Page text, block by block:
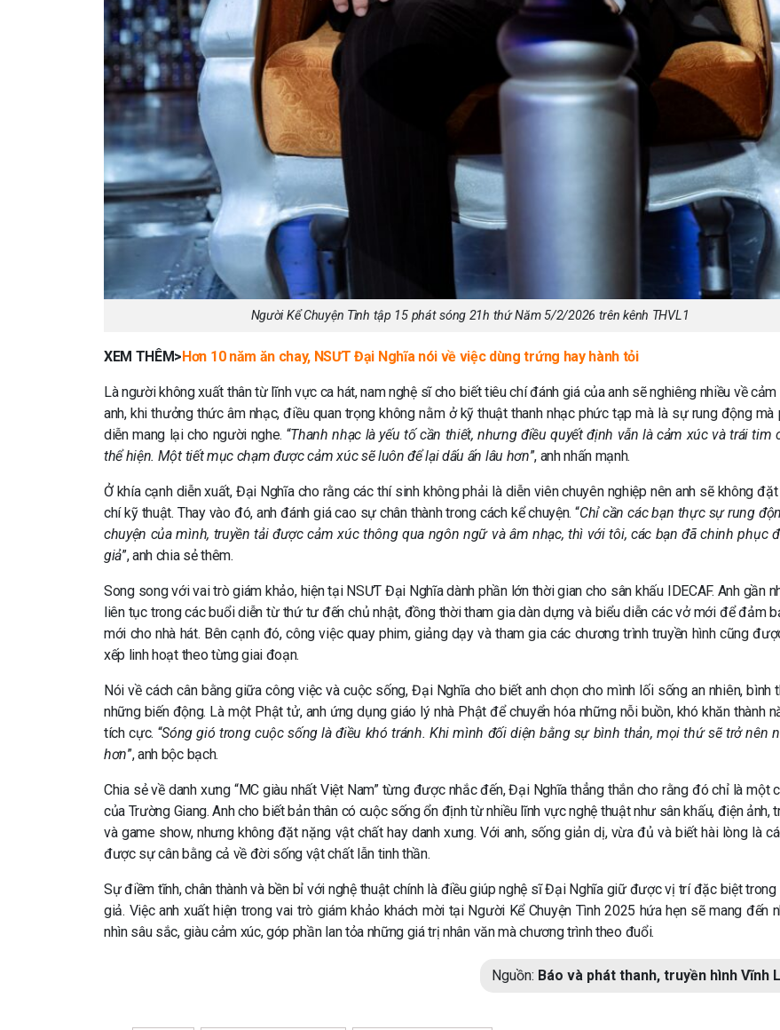
Người Kể Chuyện Tình tập 15 phát sóng 21h thứ Năm 5/2/2026 trên kênh THVL1
XEM THÊM>Hơn 10 năm ăn chay, NSƯT Đại Nghĩa nói về việc dùng trứng hay hành tỏi
Là người không xuất thân từ lĩnh vực ca hát, nam nghệ sĩ cho biết tiêu chí đánh giá của anh sẽ nghiêng nhiều về cảm
anh, khi thưởng thức âm nhạc, điều quan trọng không nằm ở kỹ thuật thanh nhạc phức tạp mà là sự rung động mà
diễn mang lại cho người nghe. “Thanh nhạc là yếu tố cần thiết, nhưng điều quyết định vẫn là cảm xúc và trái tim
thể hiện. Một tiết mục chạm được cảm xúc sẽ luôn để lại dấu ấn lâu hơn”, anh nhấn mạnh.
Ở khía cạnh diễn xuất, Đại Nghĩa cho rằng các thí sinh không phải là diễn viên chuyên nghiệp nên anh sẽ không
chí kỹ thuật. Thay vào đó, anh đánh giá cao sự chân thành trong cách kể chuyện. “Chỉ cần các bạn thực sự rung
chuyện của mình, truyền tải được cảm xúc thông qua ngôn ngữ và âm nhạc, thì với tôi, các bạn đã chinh phục
giả”, anh chia sẻ thêm.
Song song với vai trò giám khảo, hiện tại NSƯT Đại Nghĩa dành phần lớn thời gian cho sân khấu IDECAF. Anh gần
liên tục trong các buổi diễn từ thứ tư đến chủ nhật, đồng thời tham gia dàn dựng và biểu diễn các vở mới để đảm
mới cho nhà hát. Bên cạnh đó, công việc quay phim, giảng dạy và tham gia các chương trình truyền hình cũng
xếp linh hoạt theo từng giai đoạn.
Nói về cách cân bằng giữa công việc và cuộc sống, Đại Nghĩa cho biết anh chọn cho mình lối sống an nhiên, bình
những biến động. Là một Phật tử, anh ứng dụng giáo lý nhà Phật để chuyển hóa những nỗi buồn, khó khăn thành
tích cực. “Sóng gió trong cuộc sống là điều khó tránh. Khi mình đối diện bằng sự bình thản, mọi thứ sẽ trở nên
hơn”, anh bộc bạch.
Chia sẻ về danh xưng “MC giàu nhất Việt Nam” từng được nhắc đến, Đại Nghĩa thẳng thắn cho rằng đó chỉ là một
của Trường Giang. Anh cho biết bản thân có cuộc sống ổn định từ nhiều lĩnh vực nghệ thuật như sân khấu, điện ảnh,
và game show, nhưng không đặt nặng vật chất hay danh xưng. Với anh, sống giản dị, vừa đủ và biết hài lòng là
được sự cân bằng cả về đời sống vật chất lẫn tinh thần.
Sự điềm tĩnh, chân thành và bền bỉ với nghệ thuật chính là điều giúp nghệ sĩ Đại Nghĩa giữ được vị trí đặc biệt trong
giả. Việc anh xuất hiện trong vai trò giám khảo khách mời tại Người Kể Chuyện Tình 2025 hứa hẹn sẽ mang đến
nhìn sâu sắc, giàu cảm xúc, góp phần lan tỏa những giá trị nhân văn mà chương trình theo đuổi.
Nguồn: Báo và phát thanh, truyền hình Vĩnh